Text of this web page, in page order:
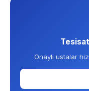
Onaylı ustalar